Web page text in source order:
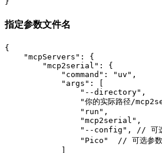
指定参数文件名
{
    "mcpServers": {
        "mcp2serial": {
            "command": "uv",
            "args": [
                "--directory",
"你的实际路径/
                "run",
                "mcp2serial",
"--config", // 可选
"Pico"  // 可选参数